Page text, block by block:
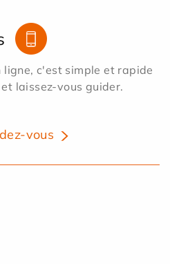
ligne, c'est simple et rapide
laissez-vous guider.
vous